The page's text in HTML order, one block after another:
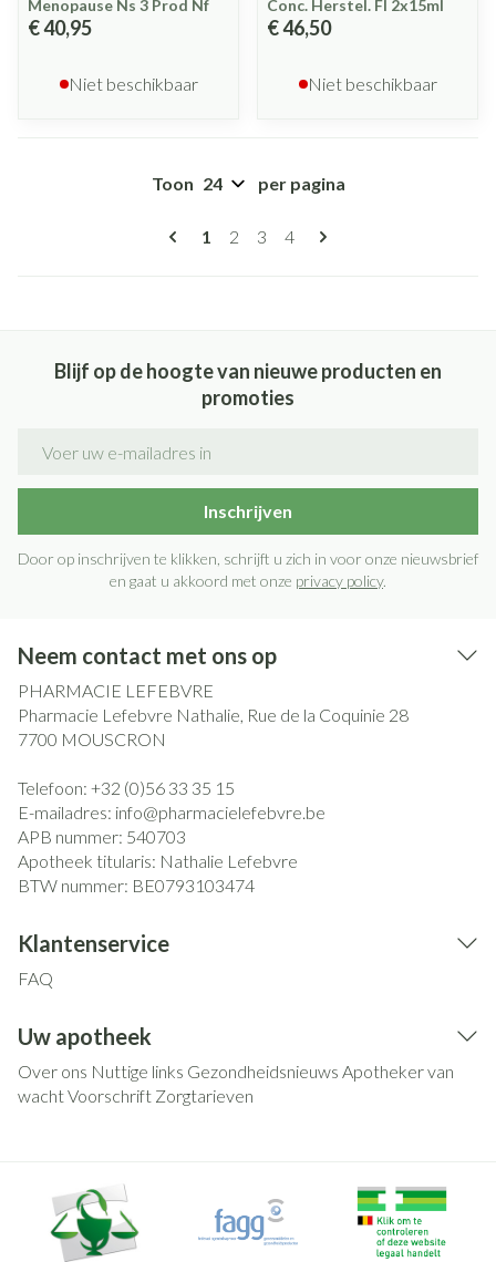
Menopause Ns 3 Prod Nf
€ 40,95
Niet beschikbaar
Conc. Herstel. Fl 2x15ml
€ 46,50
Niet beschikbaar
Pagina's
U lees momenteel pagina
1 Pagina
2 Pagina
3 Pagina
4
Toon per pagina
Blijf op de hoogte van nieuwe producten en
promoties
Inschrijven
Door op inschrijven te klikken, schrijft u zich in voor onze nieuwsbrief
en gaat u akkoord met onze privacy policy.
Neem contact met ons op
PHARMACIE LEFEBVRE
Pharmacie Lefebvre Nathalie, Rue de la Coquinie 28
7700 MOUSCRON
Telefoon: +32 (0)56 33 35 15
E-mailadres: info@pharmacielefebvre.be
APB nummer: 540703
Apotheek titularis: Nathalie Lefebvre
BTW nummer: BE0793103474
Klantenservice
FAQ
Uw apotheek
Over ons Nuttige links Gezondheidsnieuws Apotheker van
wachtVoorschrift Zorgtarieven